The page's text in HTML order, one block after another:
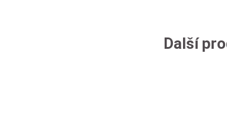
Další